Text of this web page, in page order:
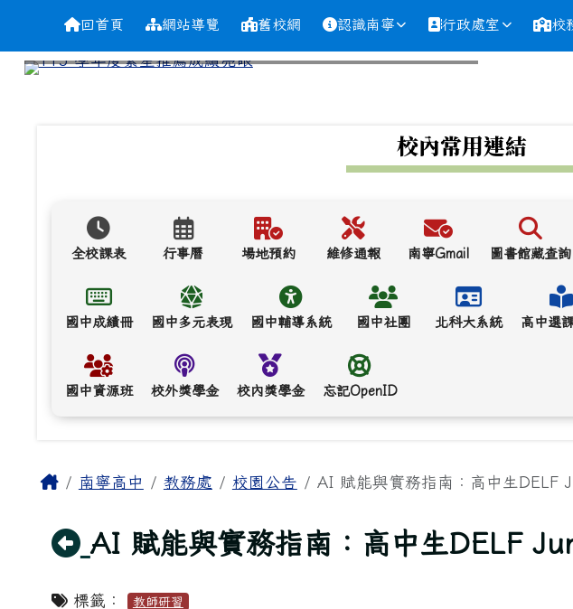
台南市南寧高中
導覽列回首頁 網站導覽 舊校網 認識南寧 行政處室 校
校內常用連結
全校課表 行事曆 場地預約 維修通報 南寧Gmail 圖書館藏查詢
國中成績冊 國中多元表現 國中輔導系統 國中社團 北科大系統 高中選
國中資源班 校外獎學金 校內獎學金 忘記OpenID
主內容區域
Home南寧高中 教務處 校園公告 AI 賦能與實務指南：高中生DELF
回上頁
AI 賦能與實務指南：高中生DELF
標籤： 教師研習